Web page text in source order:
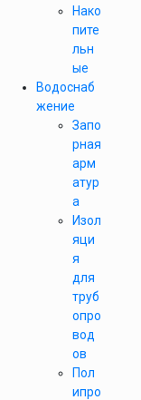
Нако
пите
льн
ые
Водоснаб
жение
Запо
рная
арм
атур
а
Изол
яци
я
для
труб
опро
вод
ов
Пол
ипро